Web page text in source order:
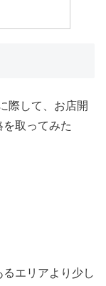
際して、お店開
取ってみた
エリアより少し